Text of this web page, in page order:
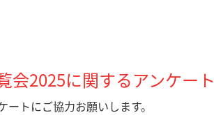
会2025に関するアンケート
ートにご協力お願いします。